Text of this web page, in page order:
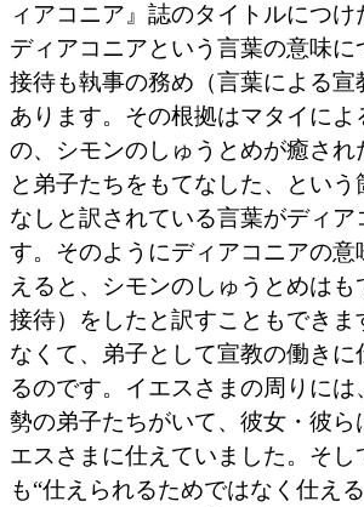
ィアコニア』誌のタイトルにつ
ディアコニアという言葉の意味に
接待も執事の務め（言葉による宣
あります。その根拠はマタイによ
の、シモンのしゅうとめが癒され
と弟子たちをもてなした、という
なしと訳されている言葉がディア
す。そのようにディアコニアの意
えると、シモンのしゅうとめは
接待）をしたと訳すこともできま
なくて、弟子として宣教の働きに
るのです。イエスさまの周りには
勢の弟子たちがいて、彼女・彼ら
エスさまに仕えていました。そし
も“仕えられるためではなく仕え